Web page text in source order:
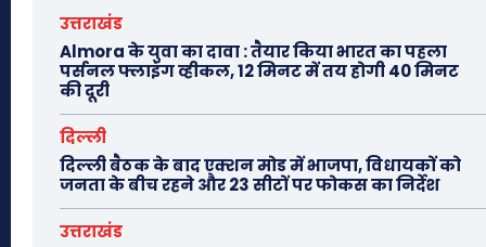
उत्तराखंड
Almora के युवा का दावा : तैयार किया भारत का पहला
पर्सनल फ्लाइंग व्हीकल, 12 मिनट में तय होगी 40 मिनट
की दूरी
दिल्ली
दिल्ली बैठक के बाद एक्शन मोड में भाजपा, विधायकों को
जनता के बीच रहने और 23 सीटों पर फोकस का निर्देश
उत्तराखंड